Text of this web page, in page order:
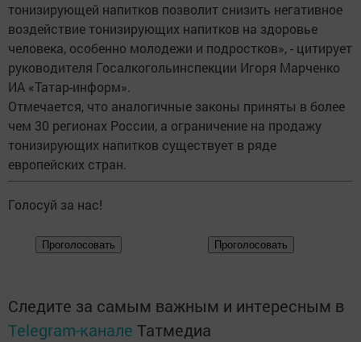
тонизирующей напитков позволит снизить негативное
воздействие тонизирующих напитков на здоровье
человека, особенно молодежи и подростков», - цитирует
руководителя Госалкогольинспекции Игоря Марченко
ИА «Татар-информ».
Отмечается, что аналогичные законы приняты в более
чем 30 регионах России, а ограничение на продажу
тонизирующих напитков существует в ряде
европейских стран.
Голосуй за нас!
Следите за самым важным и интересным в
Telegram-канале Татмедиа